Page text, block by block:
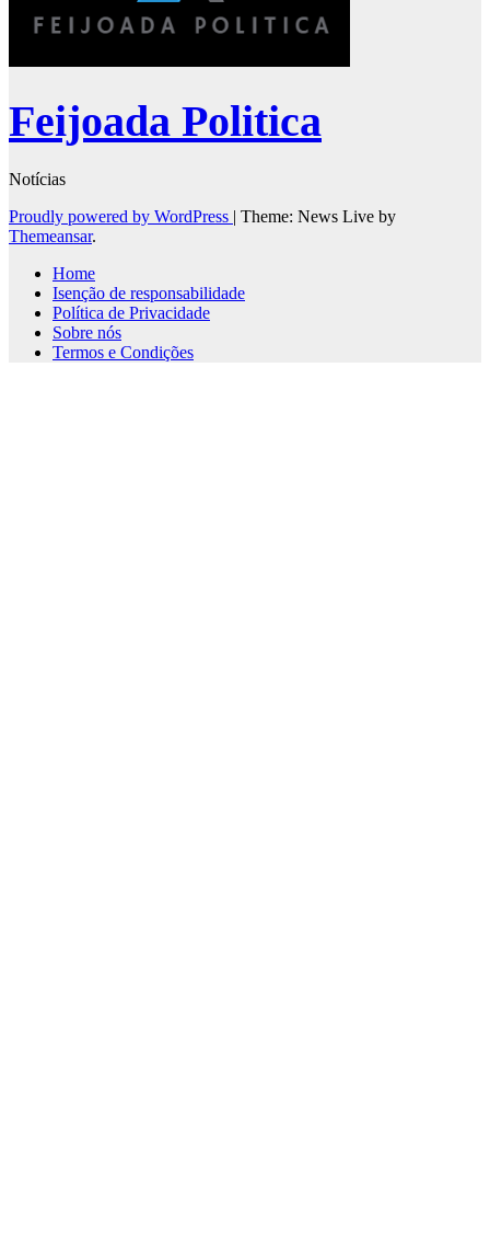
Feijoada Politica
Notícias
Proudly powered by WordPress | Theme: News Live by
Themeansar.
Home
Isenção de responsabilidade
Política de Privacidade
Sobre nós
Termos e Condições